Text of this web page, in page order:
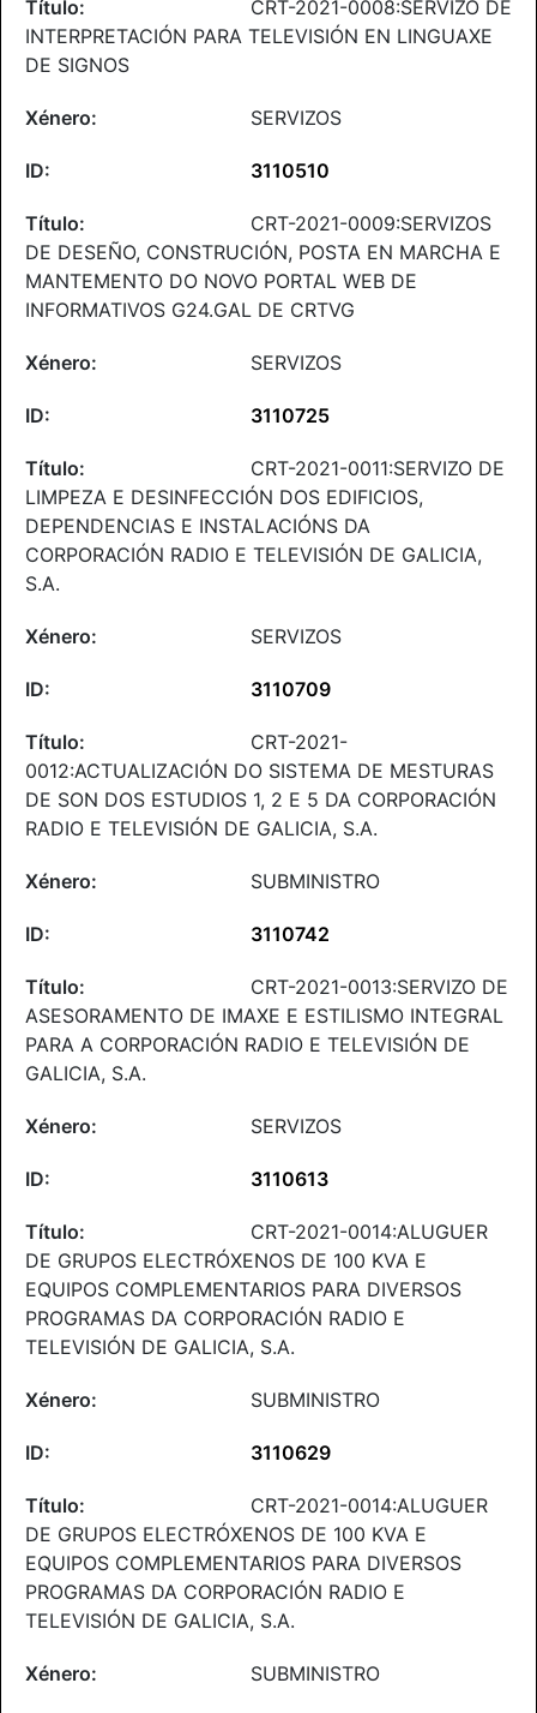
CRT-2021-0008:SERVIZO DE
INTERPRETACIÓN PARA TELEVISIÓN EN LINGUAXE
DE SIGNOS
SERVIZOS
3110510
CRT-2021-0009:SERVIZOS
DE DESEÑO, CONSTRUCIÓN, POSTA EN MARCHA E
MANTEMENTO DO NOVO PORTAL WEB DE
INFORMATIVOS G24.GAL DE CRTVG
SERVIZOS
3110725
CRT-2021-0011:SERVIZO DE
LIMPEZA E DESINFECCIÓN DOS EDIFICIOS,
DEPENDENCIAS E INSTALACIÓNS DA
CORPORACIÓN RADIO E TELEVISIÓN DE GALICIA,
S.A.
SERVIZOS
3110709
CRT-2021-
0012:ACTUALIZACIÓN DO SISTEMA DE MESTURAS
DE SON DOS ESTUDIOS 1, 2 E 5 DA CORPORACIÓN
RADIO E TELEVISIÓN DE GALICIA, S.A.
SUBMINISTRO
3110742
CRT-2021-0013:SERVIZO DE
ASESORAMENTO DE IMAXE E ESTILISMO INTEGRAL
PARA A CORPORACIÓN RADIO E TELEVISIÓN DE
GALICIA, S.A.
SERVIZOS
3110613
CRT-2021-0014:ALUGUER
DE GRUPOS ELECTRÓXENOS DE 100 KVA E
EQUIPOS COMPLEMENTARIOS PARA DIVERSOS
PROGRAMAS DA CORPORACIÓN RADIO E
TELEVISIÓN DE GALICIA, S.A.
SUBMINISTRO
3110629
CRT-2021-0014:ALUGUER
DE GRUPOS ELECTRÓXENOS DE 100 KVA E
EQUIPOS COMPLEMENTARIOS PARA DIVERSOS
PROGRAMAS DA CORPORACIÓN RADIO E
TELEVISIÓN DE GALICIA, S.A.
SUBMINISTRO